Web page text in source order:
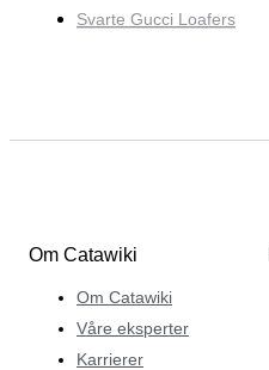
Svarte Gucci Loafers
Om Catawiki
Om Catawiki
Våre eksperter
Karrierer